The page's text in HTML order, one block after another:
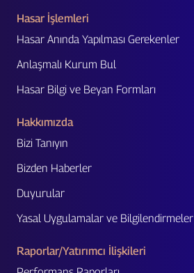
Hasar İşlemleri
Hasar Anında Yapılması Gerekenler
Anlaşmalı Kurum Bul
Hasar Bilgi ve Beyan Formları
Hakkımızda
Bizi Tanıyın
Bizden Haberler
Duyurular
Yasal Uygulamalar ve Bilgilendirmeler
Raporlar/Yatırımcı İlişkileri